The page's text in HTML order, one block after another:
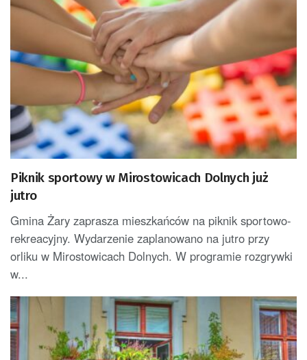
Piknik sportowy w Mirostowicach Dolnych już
jutro
Gmina Żary zaprasza mieszkańców na piknik sportowo-
rekreacyjny. Wydarzenie zaplanowano na jutro przy
orliku w Mirostowicach Dolnych. W programie rozgrywki
w...